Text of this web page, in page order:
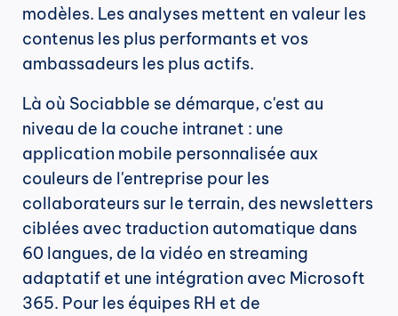
modèles. Les analyses mettent en valeur les
contenus les plus performants et vos
ambassadeurs les plus actifs.
Là où Sociabble se démarque, c'est au
niveau de la couche intranet : une
application mobile personnalisée aux
couleurs de l'entreprise pour les
collaborateurs sur le terrain, des newsletters
ciblées avec traduction automatique dans
60 langues, de la vidéo en streaming
adaptatif et une intégration avec Microsoft
365. Pour les équipes RH et de